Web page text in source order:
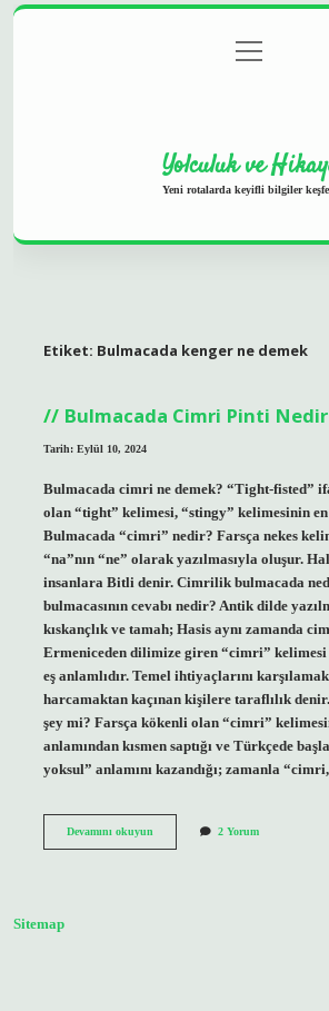
Gizlilik Politikası
menüyü
aç
Yolculuk ve
Yeni rotalarda keyifli bilgiler
Etiket: Bulmacada kenger ne demek
Bulmacada Cimri Pinti Nedir
Tarih: Eylül 10, 2024
Bulmacada cimri ne demek? “Tight-fisted”
olan “tight” kelimesi, “stingy” kelimesinin en
Bulmacada “cimri” nedir? Farsça nekes
“na”nın “ne” olarak yazılmasıyla oluşur.
insanlara Bitli denir. Cimrilik bulmacada
bulmacasının cevabı nedir? Antik dilde
kıskançlık ve tamah; Hasis aynı zamanda
Ermeniceden dilimize giren “cimri”
eş anlamlıdır. Temel ihtiyaçlarını
harcamaktan kaçınan kişilere taraflılık
şey mi? Farsça kökenli olan “cimri”
anlamından kısmen saptığı ve Türkçede
yoksul” anlamını kazandığı; zamanla
Devamını okuyunBulmacada
2 Yorum
Sitemap